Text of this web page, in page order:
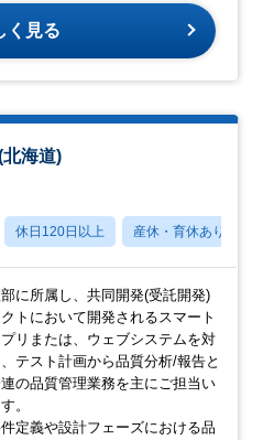
く見る
海道)
休日120日以上 産休・育休あり
に所属し、共同開発(受託開発)
トにおいて開発されるスマート
リまたは、ウェブシステムを対
テスト計画から品質分析/報告と
の品質管理業務を主にご担当い
。
定義や設計フェーズにおける品